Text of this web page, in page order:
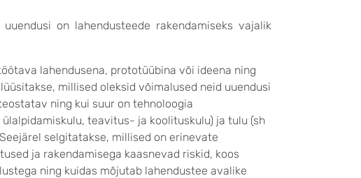
on lahendusteede rakendamiseks vajalik
lahendusena, prototüübina või ideena ning
millised oleksid võimalused neid uuendusi
ning kui suur on tehnoloogia
teavitus- ja koolituskulu) ja tulu (sh
selgitatakse, millised on erinevate
ja rakendamisega kaasnevad riskid, koos
ning kuidas mõjutab lahendustee avalike